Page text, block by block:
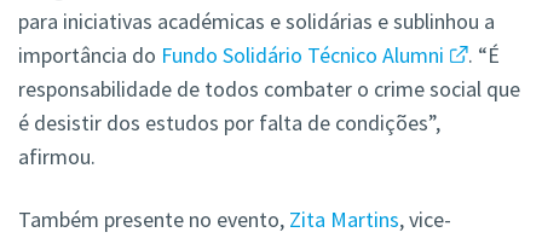
para iniciativas académicas e solidárias e sublinhou a
importância do Fundo Solidário Técnico Alumni
. “É
responsabilidade de todos combater o crime social que
é desistir dos estudos por falta de condições”,
afirmou.
Também presente no evento, Zita Martins, vice-